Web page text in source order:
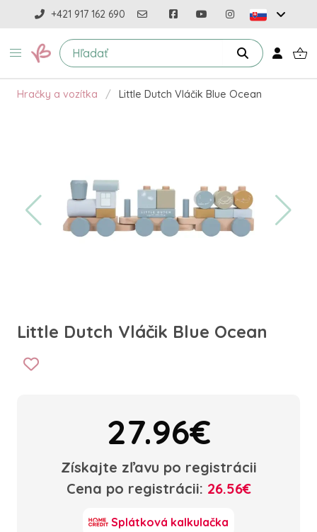
+421 917 162 690
Hračky a vozítka Little Dutch Vláčik Blue Ocean
Little Dutch Vláčik Blue Ocean
27.96€
Získajte zľavu po registrácii
Cena po registrácii: 26.56€
Splátková kalkulačka